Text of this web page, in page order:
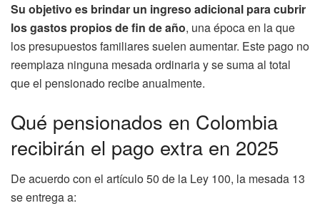
Su objetivo es brindar un ingreso adicional para cubrir
los gastos propios de fin de año, una época en la que
los presupuestos familiares suelen aumentar. Este pago no
reemplaza ninguna mesada ordinaria y se suma al total
que el pensionado recibe anualmente.
Qué pensionados en Colombia
recibirán el pago extra en 2025
De acuerdo con el artículo 50 de la Ley 100, la mesada 13
se entrega a: